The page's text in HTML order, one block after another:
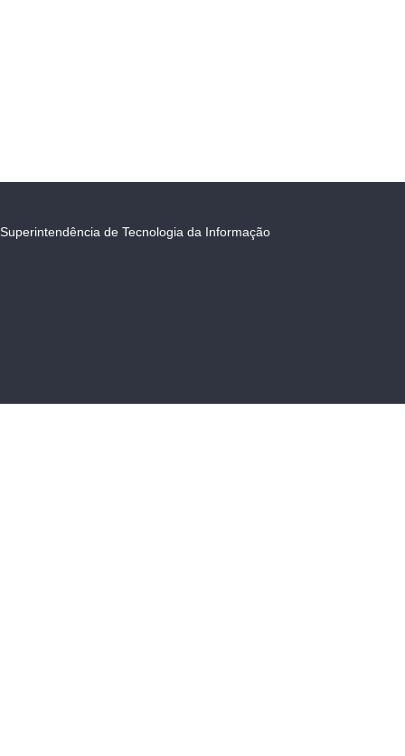
Superintendência de Tecnologia da Informação